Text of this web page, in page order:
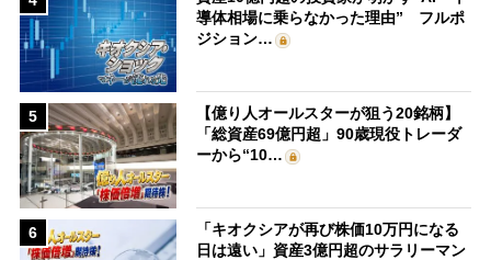
導体相場に乗らなかった理由” フルポ
ジション…
5
【億り人オールスターが狙う20銘柄】
「総資産69億円超」90歳現役トレーダ
ーから“10…
6
「キオクシアが再び株価10万円になる
日は遠い」資産3億円超のサラリーマン